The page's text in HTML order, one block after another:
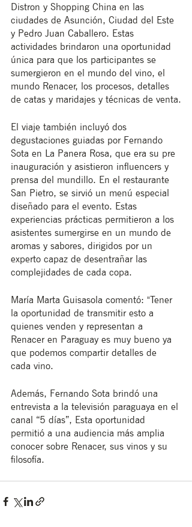
Distron y Shopping China en las
ciudades de Asunción, Ciudad del Este
y Pedro Juan Caballero. Estas
actividades brindaron una oportunidad
única para que los participantes se
sumergieron en el mundo del vino, el
mundo Renacer, los procesos, detalles
de catas y maridajes y técnicas de venta.
El viaje también incluyó dos
degustaciones guiadas por Fernando
Sota en La Panera Rosa, que era su pre
inauguración y asistieron influencers y
prensa del mundillo. En el restaurante
San Pietro, se sirvió un menú especial
diseñado para el evento. Estas
experiencias prácticas permitieron a los
asistentes sumergirse en un mundo de
aromas y sabores, dirigidos por un
experto capaz de desentrañar las
complejidades de cada copa.
María Marta Guisasola comentó: "Tener
la oportunidad de transmitir esto a
quienes venden y representan a
Renacer en Paraguay es muy bueno ya
que podemos compartir detalles de
cada vino.
Además, Fernando Sota brindó una
entrevista a la televisión paraguaya en el
canal “5 días”, Esta oportunidad
permitió a una audiencia más amplia
conocer sobre Renacer, sus vinos y su
filosofía.